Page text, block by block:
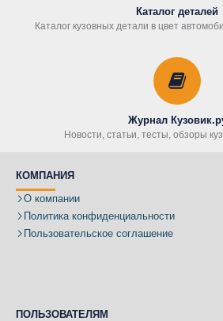
Каталог деталей
Каталог кузовных детали в цвет
Журнал
Новости, статьи, тесты, обзоры
КОМПАНИЯ
О компании
Политика конфиденциальности
Пользовательское соглашение
ПОЛЬЗОВАТЕЛЯМ